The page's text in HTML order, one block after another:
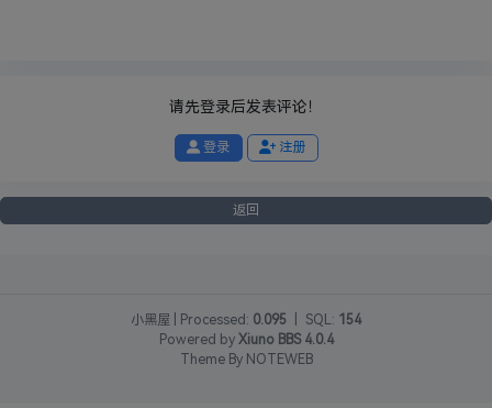
请先登录后发表评论！
登录 注册
返回
小黑屋 Processed: 0.095 SQL: 154
Powered by Xiuno BBS 4.0.4
Theme By NOTEWEB